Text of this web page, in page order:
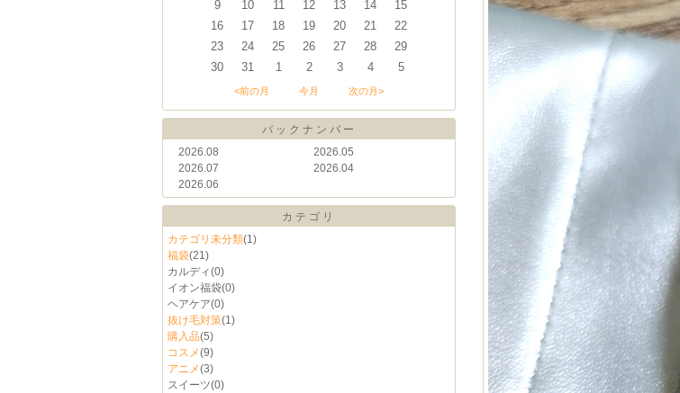
9
10 11 12 13 14
15
16
17 18 19 20 21
22
23
24 25 26 27 28
29
30
31 1 2 3 4 5
<前の月 今月 次の月>
バックナンバー
2026.08
2026.07
2026.06
2026.05
2026.04
カテゴリ
カテゴリ未分類(1)
福袋(21)
カルディ(0)
イオン福袋(0)
ヘアケア(0)
抜け毛対策(1)
購入品(5)
コスメ(9)
アニメ(3)
スイーツ(0)